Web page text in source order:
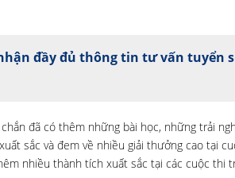
đầy đủ thông tin tư vấn tuyển
đã có thêm những bài học, những trải
sắc và đem về nhiều giải thưởng cao tại
nhiều thành tích xuất sắc tại các cuộc thi